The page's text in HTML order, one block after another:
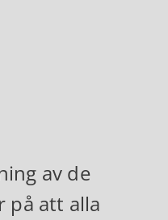
av de
på att alla